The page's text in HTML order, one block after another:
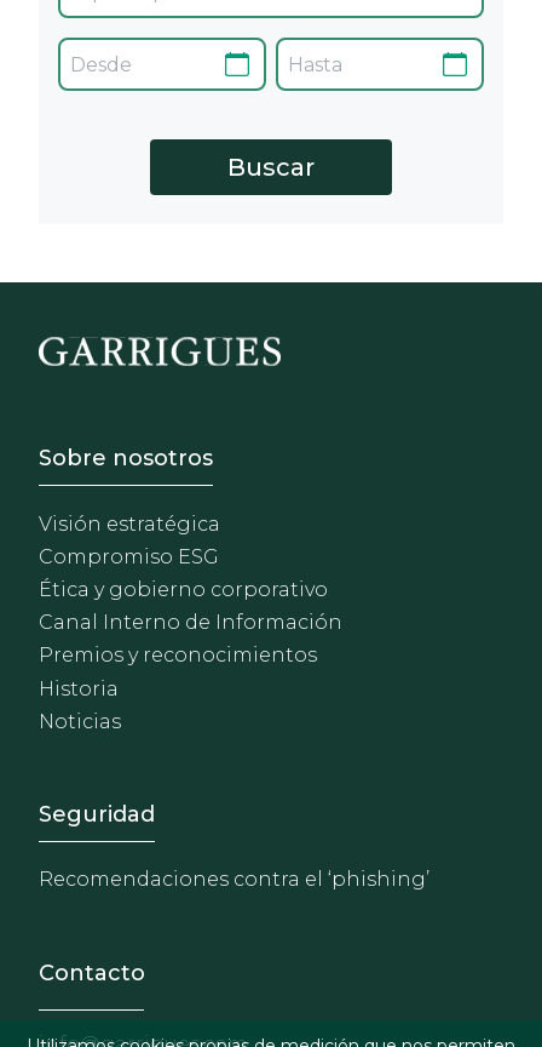
Footer - Sobre Nosotros
Sobre nosotros
Visión estratégica
Compromiso ESG
Ética y gobierno corporativo
Canal Interno de Información
Premios y reconocimientos
Historia
Noticias
Footer - Extranet y
Seguridad
Recomendaciones contra el ‘phishing’
Contacto